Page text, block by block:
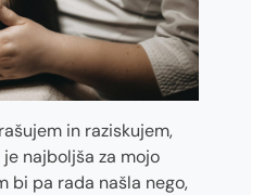
in raziskujem,
najboljša za mojo
bi pa rada našla nego,